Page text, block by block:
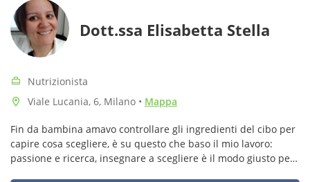
Dott.ssa Elisabetta Stella
Nutrizionista
Viale Lucania, 6, Milano • Mappa
Fin da bambina amavo controllare gli ingredienti del cibo per
capire cosa scegliere, è su questo che baso il mio lavoro:
passione e ricerca, insegnare a scegliere è il modo giusto per